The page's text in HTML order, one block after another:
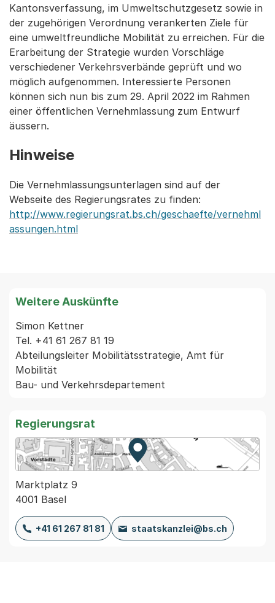
Kantonsverfassung, im Umweltschutzgesetz sowie in
der zugehörigen Verordnung verankerten Ziele für
eine umweltfreundliche Mobilität zu erreichen. Für die
Erarbeitung der Strategie wurden Vorschläge
verschiedener Verkehrsverbände geprüft und wo
möglich aufgenommen. Interessierte Personen
können sich nun bis zum 29. April 2022 im Rahmen
einer öffentlichen Vernehmlassung zum Entwurf
äussern.
Hinweise
Die Vernehmlassungsunterlagen sind auf der
Webseite des Regierungsrates zu finden:
http://www.regierungsrat.bs.ch/geschaefte/vernehml
assungen.html
Weitere Auskünfte
Simon Kettner
Tel. +41 61 267 81 19
Abteilungsleiter Mobilitätsstrategie, Amt für
Mobilität
Regierungsrat
Zur Karte von MapBS.
Externer Link, wird in einem
Marktplatz 9
4001 Basel
+41 61 267 81 81 staatskanzlei@bs.ch